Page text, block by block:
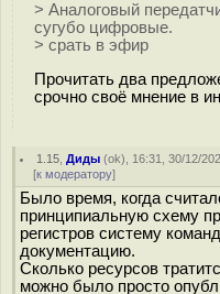
> Аналоговый
сугубо цифровые.
> cpaть в эфир
Прочитать два
срочно своё мнение в
1.15 ,Диды (ok), 16:31, 30/12/
[к модератору]
Было время, когда
принципиальную схему
регистров систему
документацию.
Сколько ресурсов
можно было просто